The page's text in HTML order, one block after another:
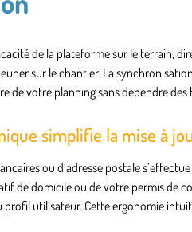
de la plateforme sur le terrain,
sur le chantier. La
de votre planning sans dépendre
simplifie la mise à
ou d’adresse postale
de domicile ou de votre permis de
utilisateur. Cette ergonomie